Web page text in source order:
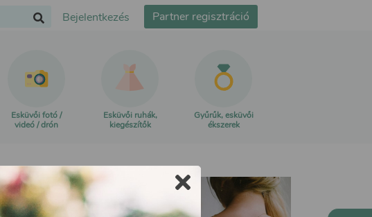
Bejelentkezés Partner regisztráció
Esküvői fotó /
videó / drón
Esküvői ruhák,
kiegészítők
Gyűrűk, esküvői
ékszerek